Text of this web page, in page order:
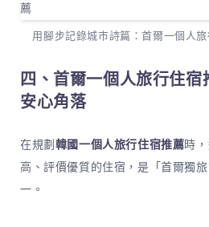
用腳步記錄城市詩篇：首爾一個人
四、首爾一個人旅行住
安心角落
在規劃 韓國一個人旅行住宿推薦時
高、評價優質的住宿，是「首爾獨
一。